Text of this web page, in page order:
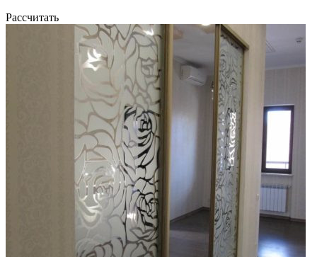
Рассчитать